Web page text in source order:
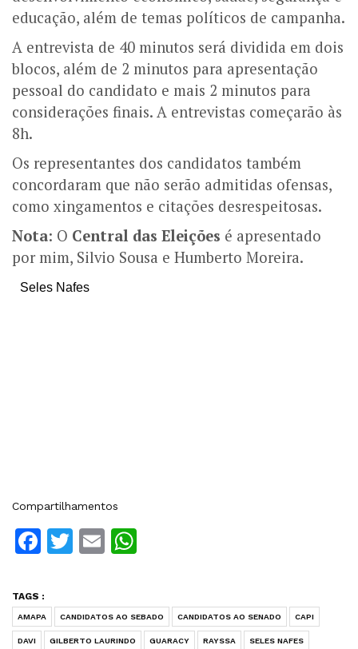
educação, além de temas políticos de campanha.
A entrevista de 40 minutos será dividida em dois
blocos, além de 2 minutos para apresentação
pessoal do candidato e mais 2 minutos para
considerações finais. A entrevistas começarão às
8h.
Os representantes dos candidatos também
concordaram que não serão admitidas ofensas,
como xingamentos e citações desrespeitosas.
Nota: O Central das Eleições é apresentado
por mim, Silvio Sousa e Humberto Moreira.
Seles Nafes
Compartilhamentos
Facebook
Twitter
Email
TAGS :
AMAPA CANDIDATOS AO SEBADO CANDIDATOS AO SENADO CAPI
DAVI GILBERTO LAURINDO GUARACY RAYSSA SELES NAFES